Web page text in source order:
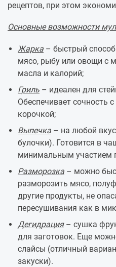
рецептов, при этом
Основные возможности
Жарка – быстрый
мясо, рыбу или овощи с
масла и калорий;
Гриль – идеален для
Обеспечивает сочность
корочкой;
Выпечка – на любой
булочки). Готовится в
минимальным участием
Разморозка – можно
разморозить мясо,
другие продукты, не
пересушивания как в
Дегидрация– сушка
для заготовок. Еще
слайсы (отличный
закуски).